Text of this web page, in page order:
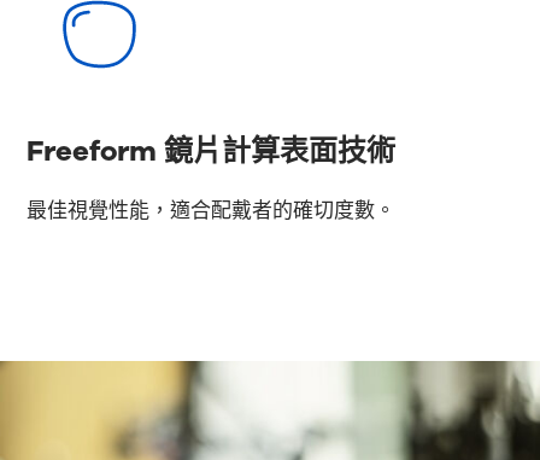
Freeform 鏡片計算表面技術
最佳視覺性能，適合配戴者的確切度數。